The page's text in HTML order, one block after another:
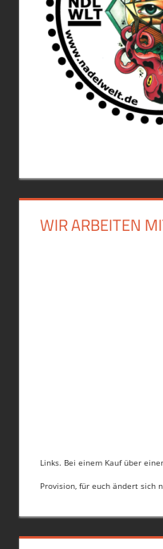
WIR ARBEITEN
Links. Bei einem Kauf über
Provision, für euch ändert sich